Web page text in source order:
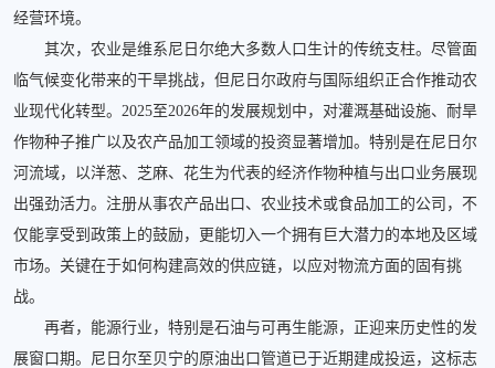
经营环境。
其次，农业是维系尼日尔绝大多数人口生计的传统支柱。尽管面
临气候变化带来的干旱挑战，但尼日尔政府与国际组织正合作推动农
业现代化转型。2025至2026年的发展规划中，对灌溉基础设施、耐旱
作物种子推广以及农产品加工领域的投资显著增加。特别是在尼日尔
河流域，以洋葱、芝麻、花生为代表的经济作物种植与出口业务展现
出强劲活力。注册从事农产品出口、农业技术或食品加工的公司，不
仅能享受到政策上的鼓励，更能切入一个拥有巨大潜力的本地及区域
市场。关键在于如何构建高效的供应链，以应对物流方面的固有挑
战。
再者，能源行业，特别是石油与可再生能源，正迎来历史性的发
展窗口期。尼日尔至贝宁的原油出口管道已于近期建成投运，这标志